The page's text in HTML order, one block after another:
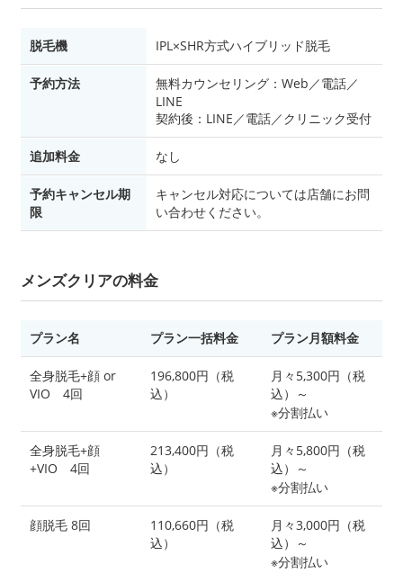
脱毛機 IPL×SHR方式ハイブリッド脱毛
予約方法
無料カウンセリング：Web／電話／
LINE
契約後：LINE／電話／クリニック受付
追加料金 なし
予約キャンセル期
限
キャンセル対応については店舗にお問
い合わせください。
メンズクリアの料金
プラン名 プラン一括料金 プラン月額料金
全身脱毛+顔 or
VIO 4回
196,800円（税
込）
月々5,300円（税
込）～
※分割払い
全身脱毛+顔
+VIO 4回
213,400円（税
込）
月々5,800円（税
込）～
※分割払い
顔脱毛 8回
110,660円（税
込）
月々3,000円（税
込）～
※分割払い